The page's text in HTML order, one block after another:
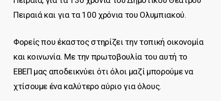
Πειραιά και για τα 100 χρόνια του Ολυμπιακού.
Φορείς που έκαστος στηρίζει την τοπική οικονομία
και κοινωνία. Με την πρωτοβουλία του αυτή το
ΕΒΕΠ μας αποδεικνύει ότι όλοι μαζί μπορούμε να
χτίσουμε ένα καλύτερο αύριο για όλους.